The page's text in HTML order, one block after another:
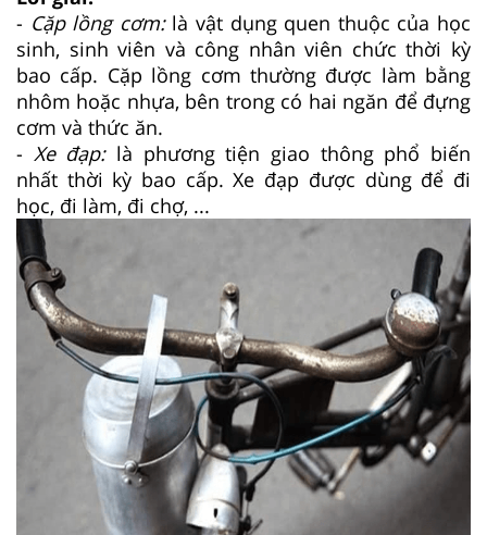
- Cặp lồng cơm:là vật dụng quen thuộc của học
sinh, sinh viên và công nhân viên chức thời kỳ
bao cấp. Cặp lồng cơm thường được làm bằng
nhôm hoặc nhựa, bên trong có hai ngăn để đựng
cơm và thức ăn.
- Xe đạp:là phương tiện giao thông phổ biến
nhất thời kỳ bao cấp. Xe đạp được dùng để đi
học, đi làm, đi chợ, ...